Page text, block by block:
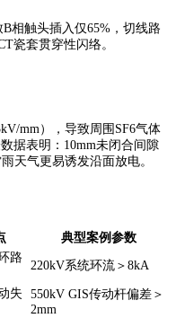
相触头插入仅65%，切线路
瓷套贯穿性闪络。
mm），导致周围SF6气体
据表明：10mm未闭合间隙
天气更易诱发沿面放电。
典型案例参数
路
220kV系统环流＞8kA
失
550kV GIS传动杆偏差＞
2mm